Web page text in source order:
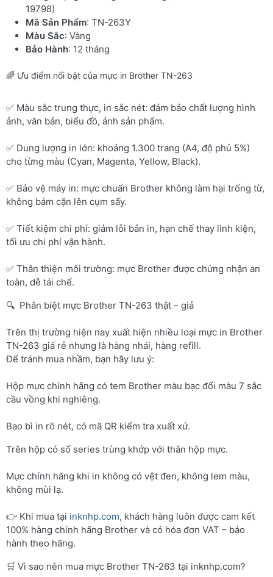
19798)
Mã Sản Phẩm: TN-263Y
Màu Sắc: Vàng
Bảo Hành: 12 tháng
🌈 Ưu điểm nổi bật của mực in Brother TN-263
✅ Màu sắc trung thực, in sắc nét: đảm bảo chất lượng hình
ảnh, văn bản, biểu đồ, ảnh sản phẩm.
✅ Dung lượng in lớn: khoảng 1.300 trang (A4, độ phủ 5%)
cho từng màu (Cyan, Magenta, Yellow, Black).
✅ Bảo vệ máy in: mực chuẩn Brother không làm hại trống từ,
không bám cặn lên cụm sấy.
✅ Tiết kiệm chi phí: giảm lỗi bản in, hạn chế thay linh kiện,
tối ưu chi phí vận hành.
✅ Thân thiện môi trường: mực Brother được chứng nhận an
toàn, dễ tái chế.
🔍 Phân biệt mực Brother TN-263 thật – giả
Trên thị trường hiện nay xuất hiện nhiều loại mực in Brother
TN-263 giá rẻ nhưng là hàng nhái, hàng refill.
Để tránh mua nhầm, bạn hãy lưu ý:
Hộp mực chính hãng có tem Brother màu bạc đổi màu 7 sắc
cầu vồng khi nghiêng.
Bao bì in rõ nét, có mã QR kiểm tra xuất xứ.
Trên hộp có số series trùng khớp với thân hộp mực.
Mực chính hãng khi in không có vệt đen, không lem màu,
không mùi lạ.
👉 Khi mua tại inknhp.com, khách hàng luôn được cam kết
100% hàng chính hãng Brother và có hóa đơn VAT – bảo
hành theo hãng.
🛒 Vì sao nên mua mực Brother TN-263 tại inknhp.com?